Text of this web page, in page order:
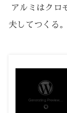
アルミはクロ
夫してつくる